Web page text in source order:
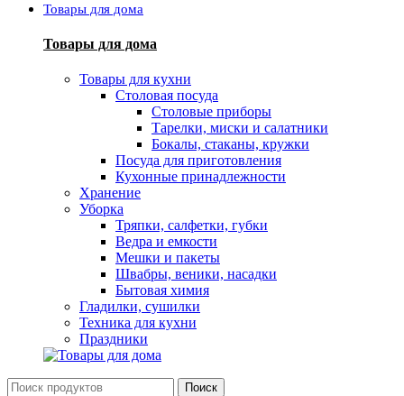
Товары для дома
Товары для дома
Товары для кухни
Столовая посуда
Столовые приборы
Тарелки, миски и салатники
Бокалы, стаканы, кружки
Посуда для приготовления
Кухонные принадлежности
Хранение
Уборка
Тряпки, салфетки, губки
Ведра и емкости
Мешки и пакеты
Швабры, веники, насадки
Бытовая химия
Гладилки, сушилки
Техника для кухни
Праздники
Поиск